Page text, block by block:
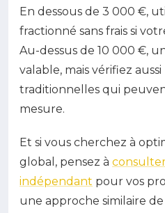
En dessous de 3 000 €,
fractionné sans frais si
Au-dessus de 10 000 €,
valable, mais vérifiez
traditionnelles qui
mesure.
Et si vous cherchez à
global, pensez à
indépendant pour vos
une approche similaire